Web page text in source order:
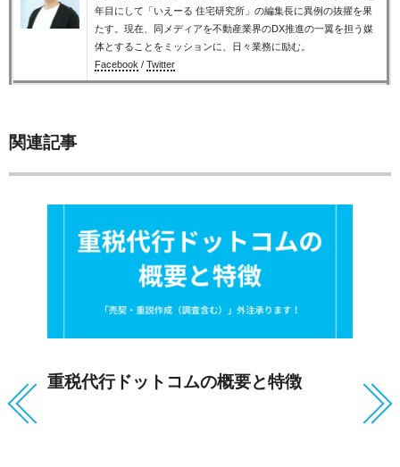
年目にして「いえーる 住宅研究所」の編集長に異例の抜擢を果
たす。現在、同メディアを不動産業界のDX推進の一翼を担う媒
体とすることをミッションに、日々業務に励む。
Facebook / Twitter
関連記事
重税代行ドットコムの概要と特徴